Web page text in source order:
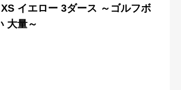
イエロー 3ダース ～ゴルフボ
大量～